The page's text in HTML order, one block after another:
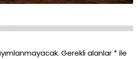
Gerekli alanlar *ile